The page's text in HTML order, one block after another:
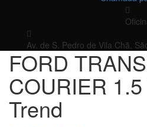
Av. de S. Pedro de Vila Chã,
FORD
COURIER
Trend